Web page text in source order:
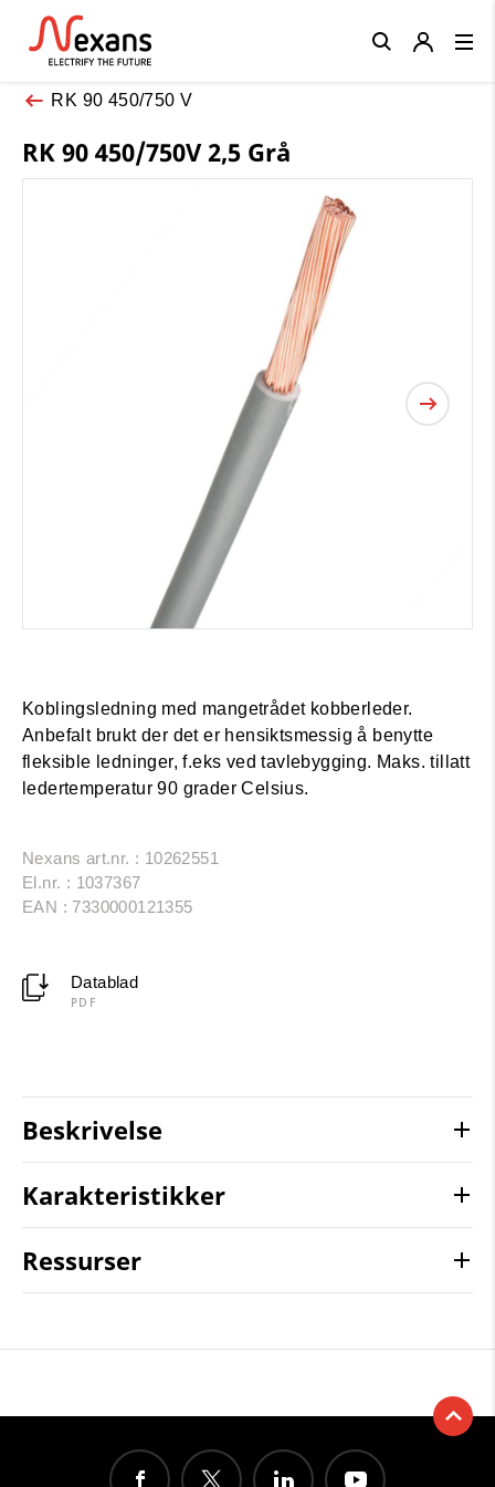
RK 90 450/750 V
RK 90 450/750V 2,5 Grå
Koblingsledning med mangetrådet kobberleder.
Anbefalt brukt der det er hensiktsmessig å benytte
fleksible ledninger, f.eks ved tavlebygging. Maks. tillatt
ledertemperatur 90 grader Celsius.
Nexans art.nr. : 10262551
El.nr. : 1037367
EAN : 7330000121355
Datablad
PDF
Beskrivelse
Karakteristikker
Ressurser
Close